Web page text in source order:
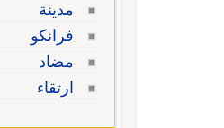
مدينة
فرانكو
مضاد
ارتقاء